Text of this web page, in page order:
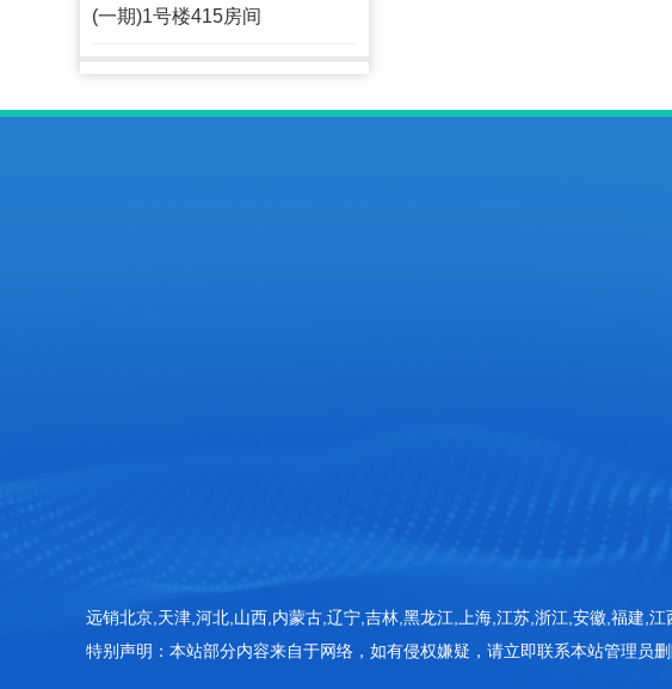
(一期)1号楼415房间
远销北京,天津,河北,山西,内蒙古,辽宁,吉林,黑龙江,上海,江苏,浙江,安徽,福建,
特别声明：本站部分内容来自于网络，如有侵权嫌疑，请立即联系本站管理员删